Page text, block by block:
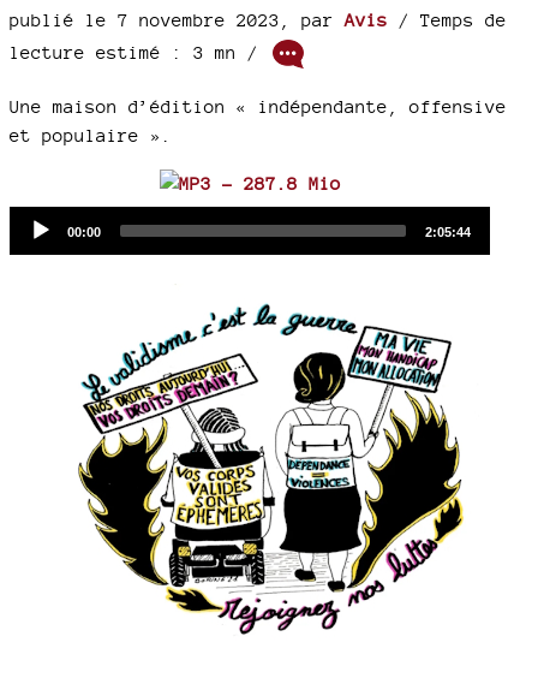
publié le 7 novembre 2023 par Avis / Temps de
lecture estimé : 3 mn /
Une maison d’édition « indépendante, offensive
et populaire ».
Current
00:00
Total
2:05:44